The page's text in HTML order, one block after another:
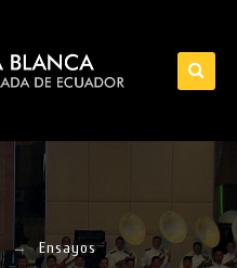
→Ensayos